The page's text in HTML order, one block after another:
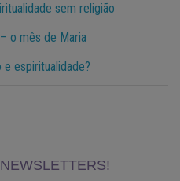
sem religião
o mês de Maria
espiritualidade?